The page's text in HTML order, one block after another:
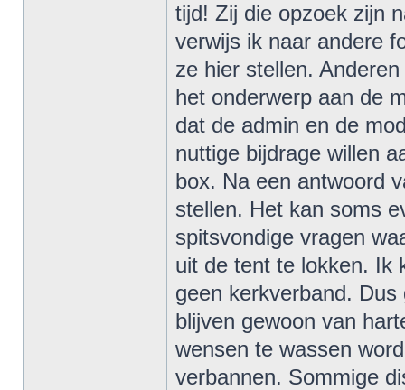
tijd! Zij die opzoek zijn
verwijs ik naar andere
ze hier stellen.
het onderwerp aan de
dat de admin en de
nuttige bijdrage willen
box. Na een antwoord
stellen. Het kan soms
spitsvondige vragen
uit de tent te lokken. Ik
geen kerkverband.
blijven gewoon van
wensen te wassen
verbannen. Sommige